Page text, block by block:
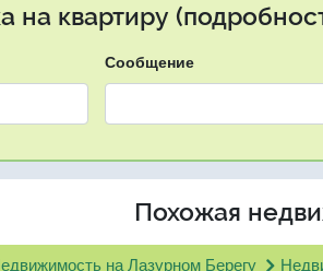
на квартиру
Сообщение
Похожая
на Лазурном Берегу